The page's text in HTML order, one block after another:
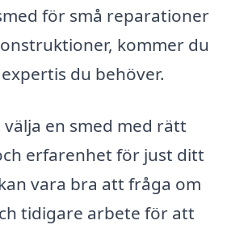
för små reparationer
kommer du
du behöver.
en smed med rätt
erfarenhet för just ditt
vara bra att fråga om
tidigare arbete för att